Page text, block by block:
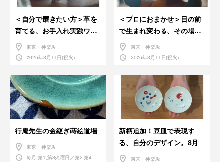
＜自分で磨きたい方＞革を
育てる、お手入れ実践ワー
クショップ。基本編！
東京・神楽坂
2026年8月11日(祝火)
＜プロにおまかせ＞目の前
で生まれ変わる、その場で
革のお手入れ受付会。
東京・神楽坂
2026年8月11日(祝火)
行庵先生の金継ぎ蒔絵道場
東京・神楽坂
毎月 第1,第3火曜日／第2,第4火
新柄追加！豆皿で表現す
る、自分のデザイン。8月
東京・神楽坂